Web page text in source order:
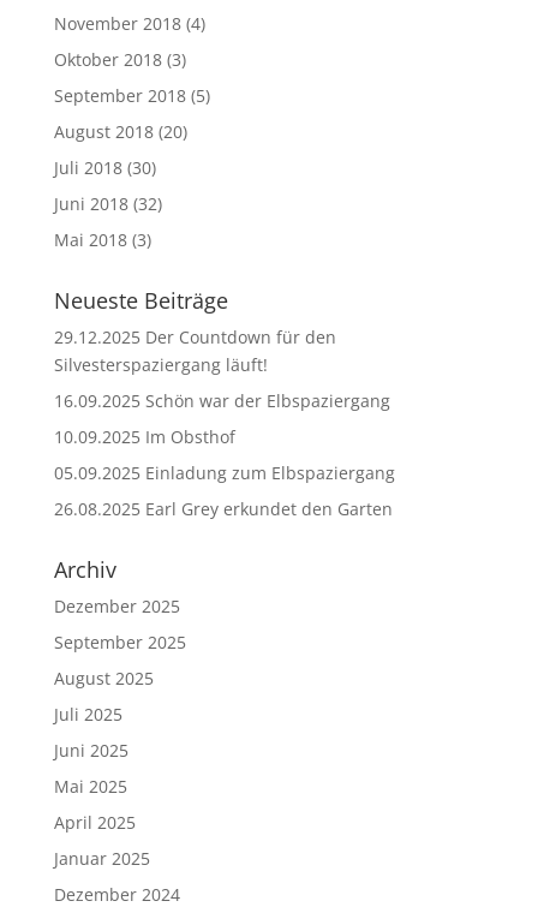
November 2018(4)
Oktober 2018(3)
September 2018(5)
August 2018(20)
Juli 2018(30)
Juni 2018(32)
Mai 2018(3)
Neueste Beiträge
29.12.2025 Der Countdown für den
Silvesterspaziergang läuft!
16.09.2025 Schön war der Elbspaziergang
10.09.2025 Im Obsthof
05.09.2025 Einladung zum Elbspaziergang
26.08.2025 Earl Grey erkundet den Garten
Archiv
Dezember 2025
September 2025
August 2025
Juli 2025
Juni 2025
Mai 2025
April 2025
Januar 2025
Dezember 2024